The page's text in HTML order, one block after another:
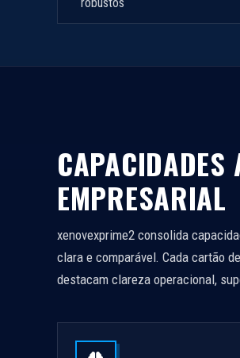
EMPRESARIAL
xenovexprime2 consolida
clara e comparável. Cada cartão
destacam clareza operacional,